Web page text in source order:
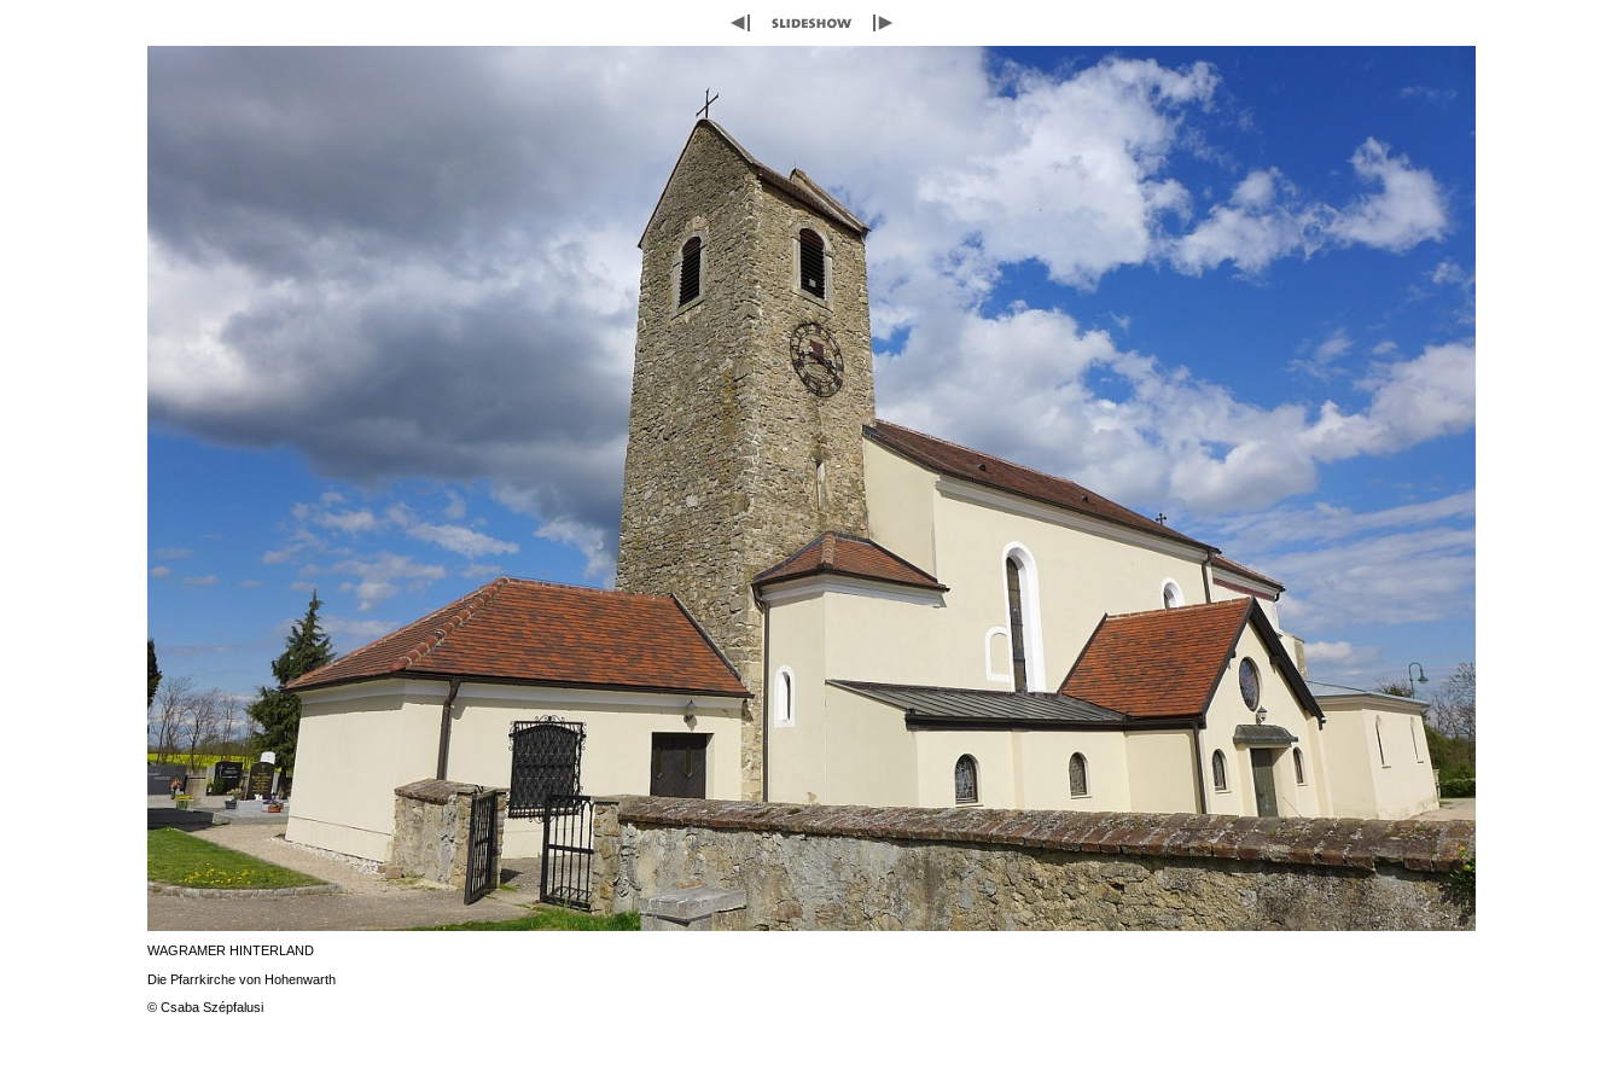
WAGRAMER HINTERLAND
Die Pfarrkirche von Hohenwarth
© Csaba Szépfalusi